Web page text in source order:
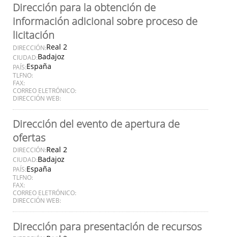
Dirección para la obtención de
información adicional sobre proceso de
licitación
DIRECCIÓN:Real 2
CIUDAD:Badajoz
PAÍS:España
TLFNO:
FAX:
CORREO ELETRÓNICO:
DIRECCIÓN WEB:
Dirección del evento de apertura de
ofertas
DIRECCIÓN:Real 2
CIUDAD:Badajoz
PAÍS:España
TLFNO:
FAX:
CORREO ELETRÓNICO:
DIRECCIÓN WEB:
Dirección para presentación de recursos